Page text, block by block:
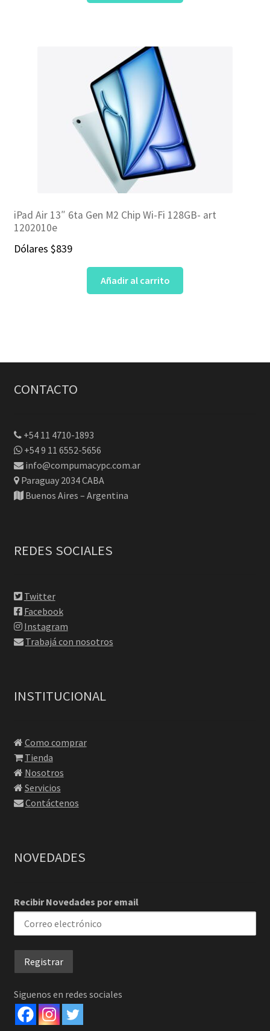
iPad Air 13″ 6ta Gen M2 Chip Wi-Fi 128GB- art
1202010e
Dólares $839
Añadir al carrito
CONTACTO
+54 11 4710-1893
+54 9 11 6552-5656
info@compumacypc.com.ar
Paraguay 2034 CABA
Buenos Aires – Argentina
REDES SOCIALES
Twitter
Facebook
Instagram
Trabajá con nosotros
INSTITUCIONAL
Como comprar
Tienda
Nosotros
Servicios
Contáctenos
NOVEDADES
Recibir Novedades por email
Siguenos en redes sociales